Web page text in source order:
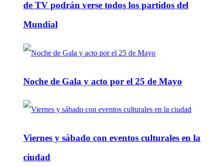
de TV podrán verse todos los partidos del
Mundial
Noche de Gala y acto por el 25 de Mayo
Viernes y sábado con eventos culturales en la
ciudad